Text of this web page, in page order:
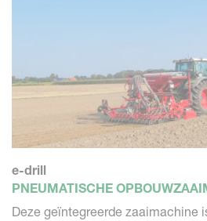
e-drill
PNEUMATISCHE
Deze geïntegreerde zaaimachine